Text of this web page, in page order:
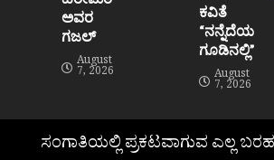
ಅವರ
ಗಜಲ್
August
7, 2026
ಕವಿತೆ
“ನನ್ನೆದೆಯ
ಗೂಡಿನಲ್ಲಿ”
August
7, 2026
ಸಂಗಾತಿಯಲ್ಲಿ ಪ್ರಕಟವಾಗುವ ಎಲ್ಲ